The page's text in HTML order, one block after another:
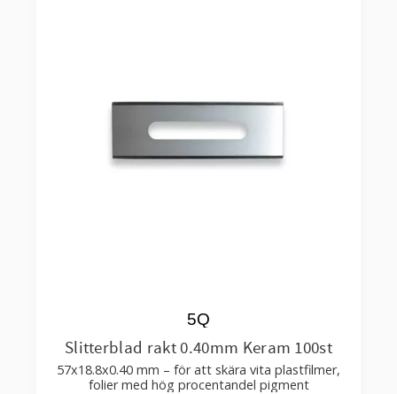
Slitterblad rakt 0.40mm Keram 100st
57x18.8x0.40 mm – för att skära vita plastfilmer,
folier med hög procentandel pigment
5Q